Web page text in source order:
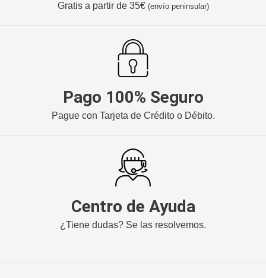
Gratis a partir de 35€ (envío peninsular)
Pago 100% Seguro
Pague con Tarjeta de Crédito o Débito.
Centro de Ayuda
¿Tiene dudas? Se las resolvemos.